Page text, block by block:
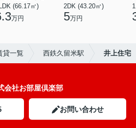
(66.17㎡)
万円
2DK (43.20㎡)
5万円
貸一覧 西鉄久留米駅 井上住宅
会社お部屋倶楽部
お問い合わせ